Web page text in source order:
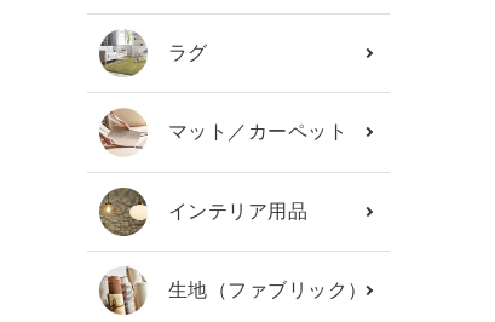
カテゴリーから探す
ブランド
ガイドライン
ラグ
マット／カーペット
インテリア用品
生地（ファブリック）